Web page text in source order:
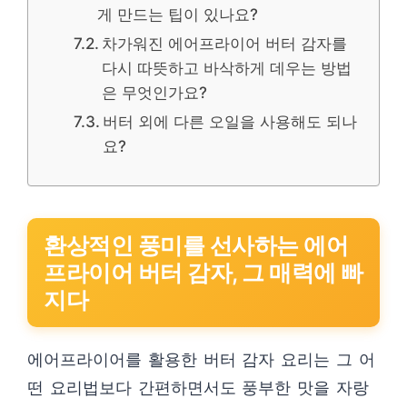
게 만드는 팁이 있나요?
차가워진 에어프라이어 버터 감자를
다시 따뜻하고 바삭하게 데우는 방법
은 무엇인가요?
버터 외에 다른 오일을 사용해도 되나
요?
환상적인 풍미를 선사하는 에어
프라이어 버터 감자, 그 매력에 빠
지다
에어프라이어를 활용한 버터 감자 요리는 그 어
떤 요리법보다 간편하면서도 풍부한 맛을 자랑